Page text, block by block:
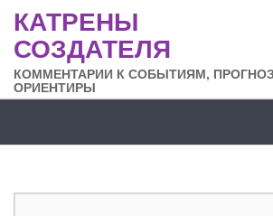
КАТРЕНЫ
СОЗДАТЕЛЯ
КОММЕНТАРИИ К СОБЫТИЯМ,
ОРИЕНТИРЫ